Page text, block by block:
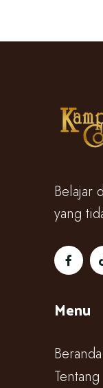
Belajar
yang
Menu
Beranda